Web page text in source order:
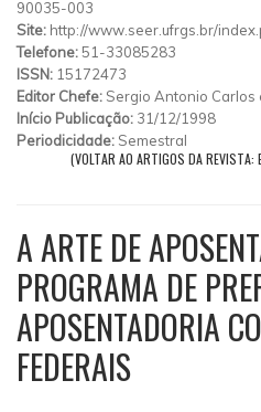
90035-003
Site: http://www.seer.ufrgs.br/
Telefone:51-33085283
ISSN: 15172473
Editor Chefe: Sergio Antonio Carlos
Início Publicação: 31/12/1998
Periodicidade: Semestral
(VOLTAR AO ARTIGOS DA
A ARTE DE
PROGRAMA DE
APOSENTADORIA
FEDERAIS